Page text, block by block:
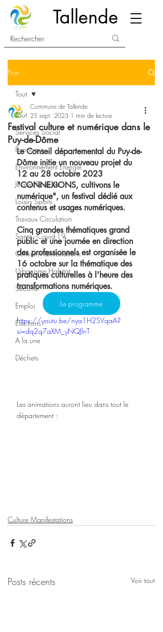
Tallende
Post
Tout
Services Social
Economie
Environnement Energie
Jeunes Scolaire
Loisirs Sports
Travaux Circulation
Santé - Covid-19
Culture Manifestations
Urbanisme Habitat
Sécurité
Emploi
Élections
A la une
Déchets
Tout
Festival culture et numérique dans le
Puy-de-Dôme
Commune de Tallende
25 sept. 2023 1 min de lecture
Le Conseil départemental du Puy-de-
Dôme initie un nouveau projet du
12 au 28 octobre 2023
"CONNEXIONS, cultivons le
numérique", un festival dédié aux
contenus et usages numériques.
Cinq grandes thématiques grand
public et une journée en direction
des professionnels est organisée le
16 octobre sur la thématique des
pratiques culturelles à l'heure des
transformations numériques.
Le programme
https://youtu.be/nya1H2SVqaA?
si=dq2q7aXM_yNQJlnT
Les animations auront lieu dans tout le
département :
Culture Manifestations
Posts récents Voir tout